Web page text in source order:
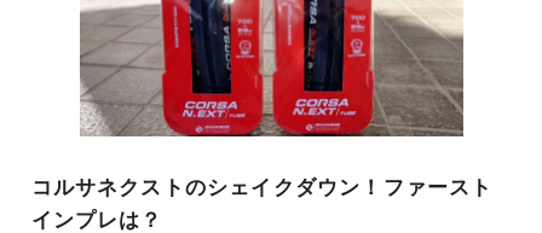
コルサネクストのシェイクダウン！ファースト
インプレは？